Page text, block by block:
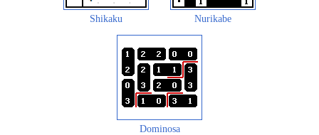
Shikaku Nurikabe
Dominosa